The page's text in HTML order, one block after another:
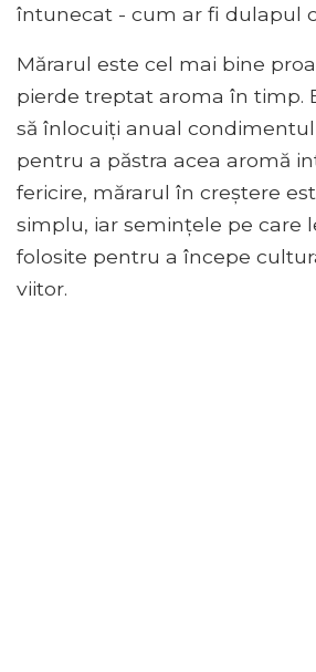
întunecat - cum ar fi dulapul
Mărarul este cel mai bine
pierde treptat aroma în timp.
să înlocuiți anual
pentru a păstra acea aromă
fericire, mărarul în creștere
simplu, iar semințele pe care
folosite pentru a începe
viitor.